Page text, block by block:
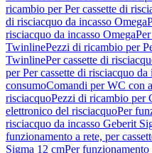
ricambio per Per cassette di
di risciacquo da incasso Omega
risciacquo da incasso Omega
TwinlinePezzi di ricambio per
TwinlinePer cassette di
per Per cassette di risciacquo da
consumoComandi per WC con
risciacquoPezzi di ricambio per
elettronico del risciacquoPer
risciacquo da incasso Geberit
funzionamento a rete, per
Sigma 12 cmPer funzionamento